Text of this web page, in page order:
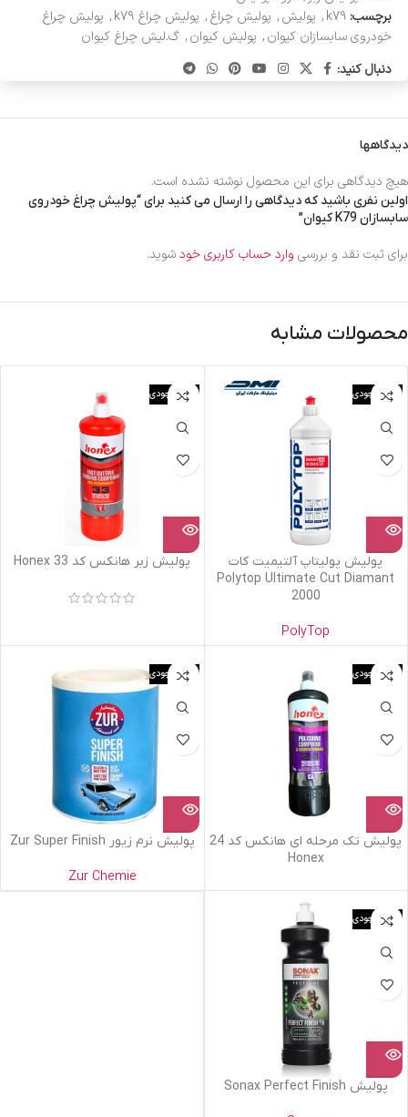
برچسب: k79
, پولیش, پولیش چراغ, پولیش چراغ k79 , پولیش چراغ
خودروی سابسازان کیوان, پولیش کیوان, گ.لیش چراغ کیوان
دنبال کنید:
دیدگاهها
هیچ دیدگاهی برای این محصول نوشته نشده است.
اولین نفری باشید که دیدگاهی را ارسال می کنید برای “پولیش چراغ خودروی
سابسازان K79 کیوان”
برای ثبت نقد و بررسی وارد حساب کاربری خودشوید.
محصولات مشابه
اتمام موجودی
پولیش پولیتاپ آلتیمیت کات
Polytop Ultimate Cut Diamant
2000
PolyTop
اتمام موجودی
پولیش زبر هانکس کد 33 Honex
اتمام موجودی
پولیش تک مرحله ای هانکس کد 24
Honex
اتمام موجودی
پولیش نرم زیور Zur Super Finish
Zur Chemie
اتمام موجودی
پولیش Sonax Perfect Finish